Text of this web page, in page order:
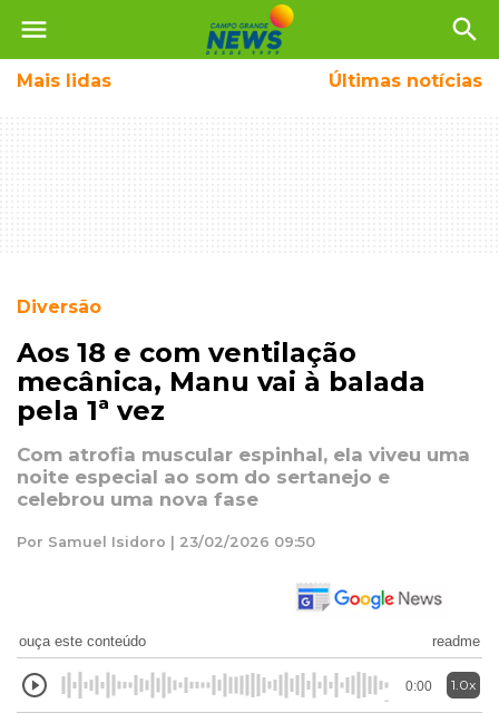
menu search
Mais lidas Últimas notícias
Diversão
Aos 18 e com ventilação
mecânica, Manu vai à balada
pela 1ª vez
Com atrofia muscular espinhal, ela viveu uma
noite especial ao som do sertanejo e
celebrou uma nova fase
Por Samuel Isidoro | 23/02/2026 09:50
ouça este conteúdo readme
0:00 1.0x